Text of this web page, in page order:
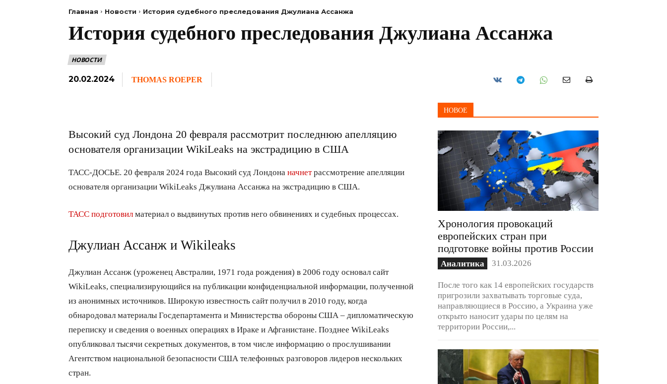
Главная Новости История судебного преследования Джулиана Ассанжа
История судебного преследования Джулиана Ассанжа
НОВОСТИ
20.02.2024 THOMAS ROEPER
Высокий суд Лондона 20 февраля рассмотрит последнюю апелляцию
основателя организации WikiLeaks на экстрадицию в США
ТАСС-ДОСЬЕ. 20 февраля 2024 года Высокий суд Лондона начнетрассмотрение апелляции
основателя организации WikiLeaks Джулиана Ассанжа на экстрадицию в США.
ТАСС подготовил материал о выдвинутых против него обвинениях и судебных процессах.
Джулиан Ассанж и Wikileaks
Джулиан Ассанж (уроженец Австралии, 1971 года рождения) в 2006 году основал сайт
WikiLeaks, специализирующийся на публикации конфиденциальной информации, полученной
из анонимных источников. Широкую известность сайт получил в 2010 году, когда
обнародовал материалы Госдепартамента и Министерства обороны США – дипломатическую
переписку и сведения о военных операциях в Ираке и Афганистане. Позднее WikiLeaks
опубликовал тысячи секретных документов, в том числе информацию о прослушивании
Агентством национальной безопасности США телефонных разговоров лидеров нескольких
стран.
НОВОЕ
Хронология провокаций
европейских стран при
подготовке войны против России
Аналитика 31.03.2026
После того как 14 европейских государств
пригрозили захватывать торговые суда,
направляющиеся в Россию, а Украина уже
открыто наносит удары по целям на
территории России,...